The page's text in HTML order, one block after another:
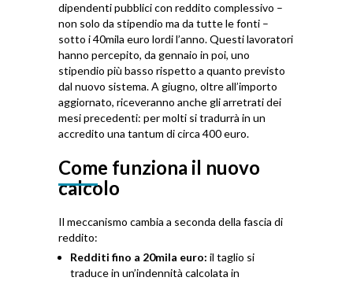
dipendenti pubblici con reddito complessivo –
non solo da stipendio ma da tutte le fonti –
sotto i 40mila euro lordi l’anno. Questi lavoratori
hanno percepito, da gennaio in poi, uno
stipendio più basso rispetto a quanto previsto
dal nuovo sistema. A giugno, oltre all’importo
aggiornato, riceveranno anche gli arretrati dei
mesi precedenti: per molti si tradurrà in un
accredito una tantum di circa 400 euro.
Come funziona il nuovo
calcolo
Il meccanismo cambia a seconda della fascia di
reddito:
Redditi fino a 20mila euro: il taglio si
traduce in un’indennità calcolata in